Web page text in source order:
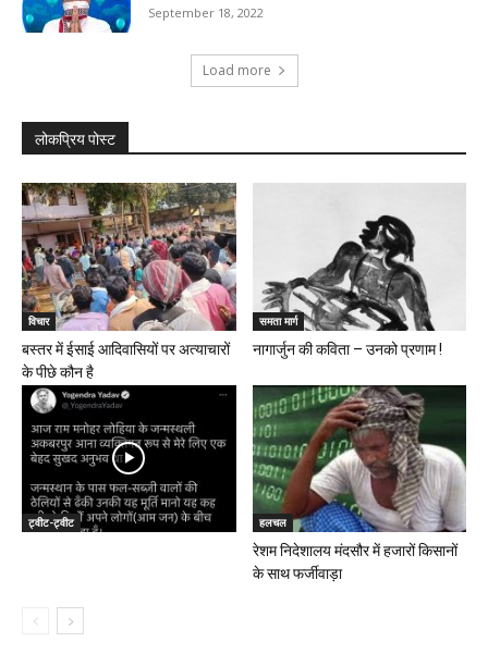
September 18, 2022
Load more
लोकप्रिय पोस्ट
विचार
बस्तर में ईसाई आदिवासियों पर अत्याचारों
के पीछे कौन है
समता मार्ग
नागार्जुन की कविता – उनको प्रणाम !
ट्वीट-ट्वीट हलचल
रेशम निदेशालय मंदसौर में हजारों किसानों
के साथ फर्जीवाड़ा